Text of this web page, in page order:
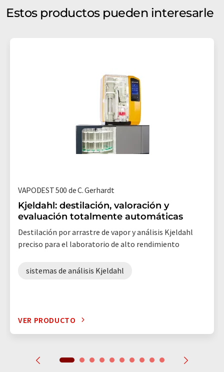
Estos productos pueden interesarle
VAPODEST 500 de C. Gerhardt
Kjeldahl: destilación, valoración y
evaluación totalmente automáticas
Destilación por arrastre de vapor y análisis Kjeldahl
preciso para el laboratorio de alto rendimiento
sistemas de análisis Kjeldahl
VER PRODUCTO